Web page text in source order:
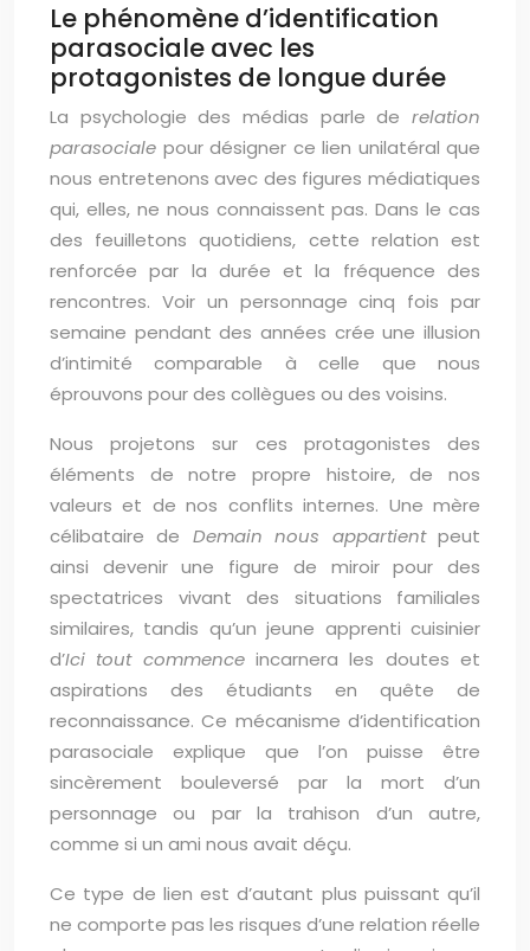
Le phénomène d’identification
parasociale avec les
protagonistes de longue durée
La psychologie des médias parle de relation
parasociale pour désigner ce lien unilatéral que
nous entretenons avec des figures médiatiques
qui, elles, ne nous connaissent pas. Dans le cas
des feuilletons quotidiens, cette relation est
renforcée par la durée et la fréquence des
rencontres. Voir un personnage cinq fois par
semaine pendant des années crée une illusion
d’intimité comparable à celle que nous
éprouvons pour des collègues ou des voisins.
Nous projetons sur ces protagonistes des
éléments de notre propre histoire, de nos
valeurs et de nos conflits internes. Une mère
célibataire de Demain nous appartientpeut
ainsi devenir une figure de miroir pour des
spectatrices vivant des situations familiales
similaires, tandis qu’un jeune apprenti cuisinier
d’Ici tout commenceincarnera les doutes et
aspirations des étudiants en quête de
reconnaissance. Ce mécanisme d’identification
parasociale explique que l’on puisse être
sincèrement bouleversé par la mort d’un
personnage ou par la trahison d’un autre,
comme si un ami nous avait déçu.
Ce type de lien est d’autant plus puissant qu’il
ne comporte pas les risques d’une relation réelle